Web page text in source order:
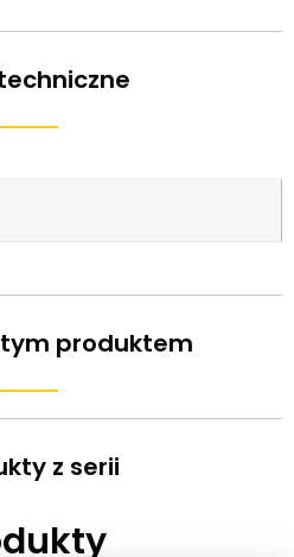
tym produktem
z serii